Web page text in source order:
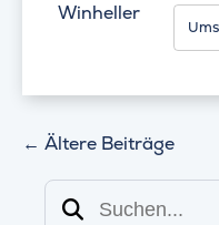
Winheller
← Ältere Beiträge
Suchen